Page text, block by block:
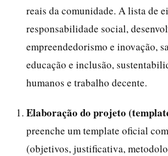
reais da comunidade. A lista de
responsabilidade social,
empreendedorismo e inovação,
educação e inclusão,
humanos e trabalho decente.
Elaboração do projeto
preenche um template oficial
(objetivos, justificativa,